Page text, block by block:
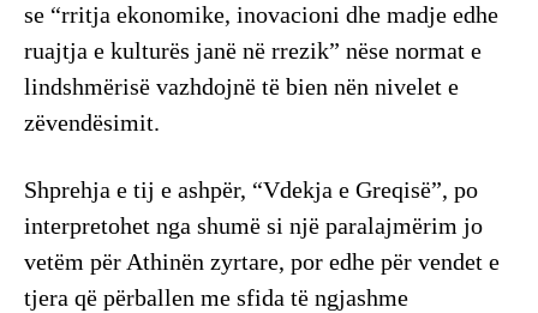
se “rritja ekonomike, inovacioni dhe madje edhe
ruajtja e kulturës janë në rrezik” nëse normat e
lindshmërisë vazhdojnë të bien nën nivelet e
zëvendësimit.
Shprehja e tij e ashpër, “Vdekja e Greqisë”, po
interpretohet nga shumë si një paralajmërim jo
vetëm për Athinën zyrtare, por edhe për vendet e
tjera që përballen me sfida të ngjashme